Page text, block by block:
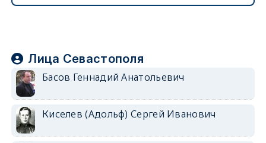
Лица Севастополя
Басов Геннадий Анатольевич
Киселев (Адольф) Сергей Иванович